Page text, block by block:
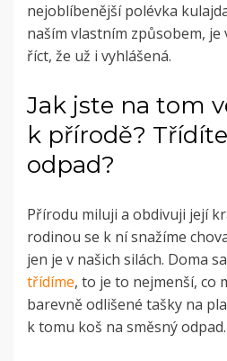
nejoblíbenější polévka
naším vlastním způsobem,
říct, že už i vyhlášená.
Jak jste na tom
k přírodě?
odpad?
Přírodu miluji a obdivuji její
rodinou se k ní snažíme
jen je v našich silách. Doma
třídíme, to je to nejmenší, co
barevně odlišené tašky na
k tomu koš na směsný odpad.